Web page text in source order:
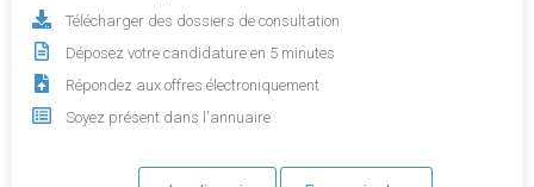
Télécharger des dossiers de consultation
Déposez votre candidature en 5 minutes
Répondez aux offres électroniquement
Soyez présent dans l'annuaire